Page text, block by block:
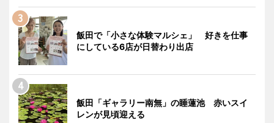
飯田で「小さな体験マルシェ」 好きを仕事
にしている6店が日替わり出店
飯田「ギャラリー南無」の睡蓮池 赤いスイ
レンが見頃迎える